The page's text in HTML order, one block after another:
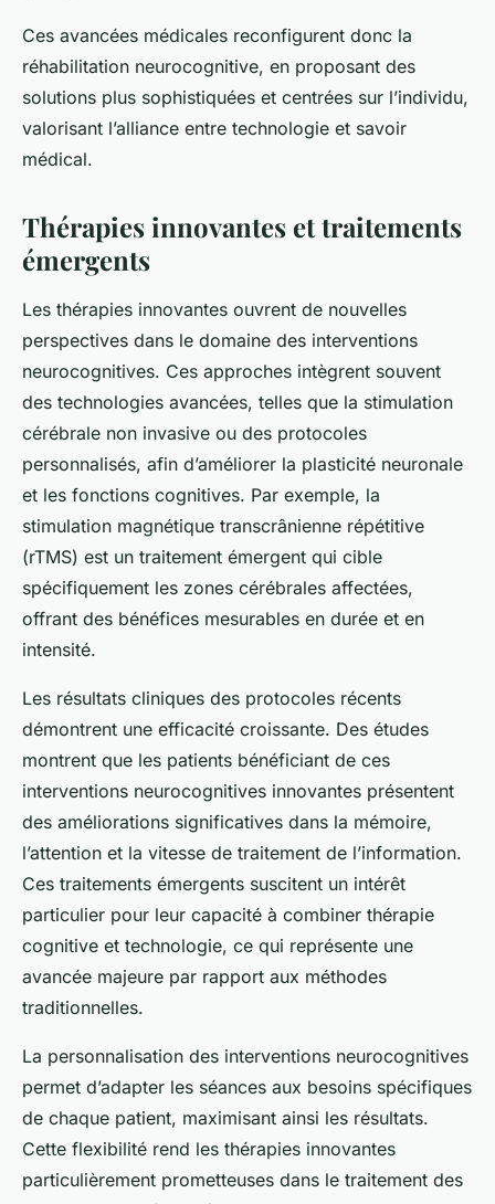
Ces avancées médicales reconfigurent donc la
réhabilitation neurocognitive, en proposant des
solutions plus sophistiquées et centrées sur l’individu,
valorisant l’alliance entre technologie et savoir
médical.
Thérapies innovantes et traitements
émergents
Les thérapies innovantes ouvrent de nouvelles
perspectives dans le domaine des interventions
neurocognitives. Ces approches intègrent souvent
des technologies avancées, telles que la stimulation
cérébrale non invasive ou des protocoles
personnalisés, afin d’améliorer la plasticité neuronale
et les fonctions cognitives. Par exemple, la
stimulation magnétique transcrânienne répétitive
(rTMS) est un traitement émergent qui cible
spécifiquement les zones cérébrales affectées,
offrant des bénéfices mesurables en durée et en
intensité.
Les résultats cliniques des protocoles récents
démontrent une efficacité croissante. Des études
montrent que les patients bénéficiant de ces
interventions neurocognitives innovantes présentent
des améliorations significatives dans la mémoire,
l’attention et la vitesse de traitement de l’information.
Ces traitements émergents suscitent un intérêt
particulier pour leur capacité à combiner thérapie
cognitive et technologie, ce qui représente une
avancée majeure par rapport aux méthodes
traditionnelles.
La personnalisation des interventions neurocognitives
permet d’adapter les séances aux besoins spécifiques
de chaque patient, maximisant ainsi les résultats.
Cette flexibilité rend les thérapies innovantes
particulièrement prometteuses dans le traitement des